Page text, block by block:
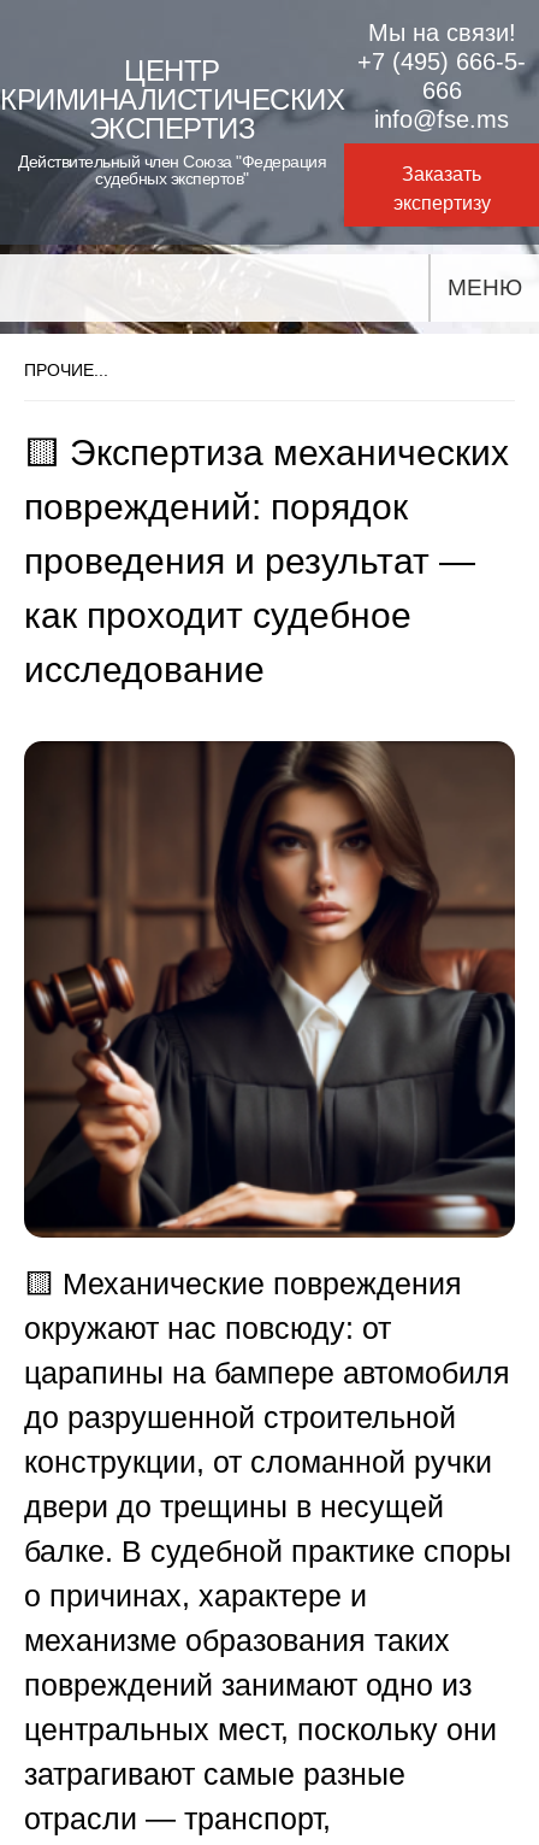
content
ЦЕНТР
КРИМИНАЛИСТИЧЕСКИХ
ЭКСПЕРТИЗ
Действительный член Союза "Федерация
судебных экспертов"
Мы на связи!
+7 (495) 666-5-
666
info@fse.ms
Заказать
экспертизу
МЕНЮ
ПРОЧИЕ...
🟨 Экспертиза механических
повреждений: порядок
проведения и результат —
как проходит судебное
исследование
🟨 Механические повреждения
окружают нас повсюду: от
царапины на бампере автомобиля
до разрушенной строительной
конструкции, от сломанной ручки
двери до трещины в несущей
балке. В судебной практике споры
о причинах, характере и
механизме образования таких
повреждений занимают одно из
центральных мест, поскольку они
затрагивают самые разные
отрасли — транспорт,